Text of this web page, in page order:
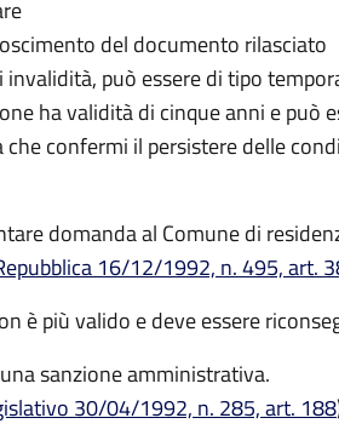
del documento rilasciato
può essere di tipo
ha validità di cinque anni e può
confermi il persistere delle
domanda al Comune di
16/12/1992, n. 495, art.
è più valido e deve essere
sanzione amministrativa.
30/04/1992, n. 285, art. 188